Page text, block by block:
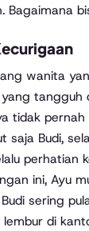
Bagaimana
wanita
tangguh
tidak
saja Budi,
perhatian
ini, Ayu
sering
di